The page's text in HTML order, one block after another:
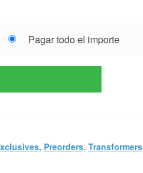
Pagar todo el importe
, Preorders, Transformers